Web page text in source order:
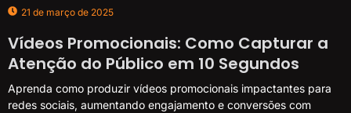
21 de março de 2025
Vídeos Promocionais: Como Capturar a
Atenção do Público em 10 Segundos
Aprenda como produzir vídeos promocionais impactantes para
redes sociais, aumentando engajamento e conversões com